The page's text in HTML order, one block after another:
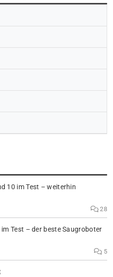
10 im Test – weiterhin
28
Test – der beste Saugroboter
5